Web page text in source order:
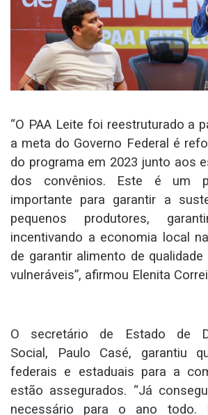
“O PAA Leite foi reestruturado a
a meta do Governo Federal é
do programa em 2023 junto aos
dos convênios. Este é um
importante para garantir a
pequenos produtores,
incentivando a economia local
de garantir alimento de
vulneráveis”, afirmou Elenita
O secretário de Estado de
Social, Paulo Casé, garantiu
federais e estaduais para a
estão assegurados. “Já
necessário para o ano todo.